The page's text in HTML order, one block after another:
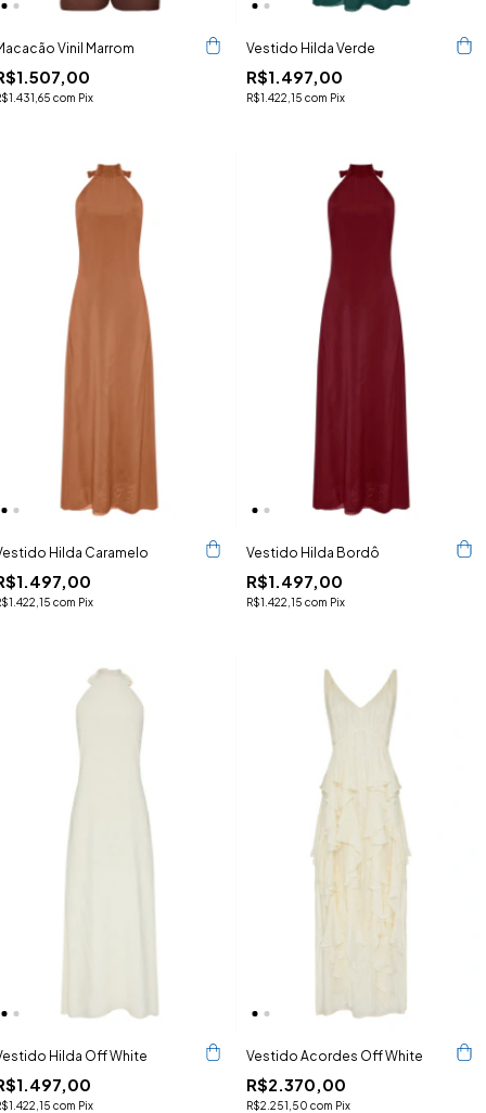
Vinil Marrom
com Pix
Vestido Hilda Verde
R$1.497,00
R$1.422,15 com Pix
Hilda Caramelo
com Pix
Vestido Hilda Bordô
R$1.497,00
R$1.422,15 com Pix
Hilda Off White
com Pix
Vestido Acordes Off White
R$2.370,00
R$2.251,50 com Pix